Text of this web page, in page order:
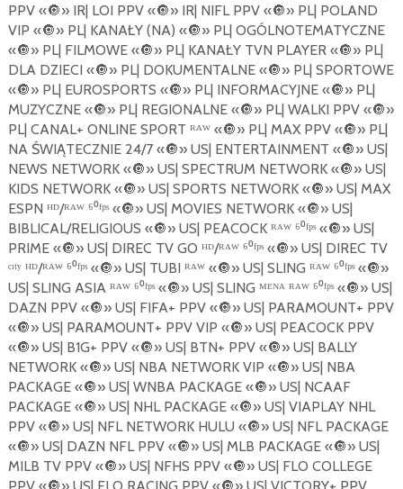
PPV «🔘» IR| LOI PPV «🔘» IR| NIFL PPV «🔘» PL| POLAND
VIP «🔘» PL| KANAŁY (NA) «🔘» PL| OGÓLNOTEMATYCZNE
«🔘» PL| FILMOWE «🔘» PL| KANAŁY TVN PLAYER «🔘» PL|
DLA DZIECI «🔘» PL| DOKUMENTALNE «🔘» PL| SPORTOWE
«🔘» PL| EUROSPORTS «🔘» PL| INFORMACYJNE «🔘» PL|
MUZYCZNE «🔘» PL| REGIONALNE «🔘» PL| WALKI PPV «🔘»
PL| CANAL+ ONLINE SPORT ᴿᴬᵂ «🔘» PL| MAX PPV «🔘» PL|
NA ŚWIĄTECZNIE 24/7 «🔘» US| ENTERTAINMENT «🔘» US|
NEWS NETWORK «🔘» US| SPECTRUM NETWORK «🔘» US|
KIDS NETWORK «🔘» US| SPORTS NETWORK «🔘» US| MAX
ESPN ᴴᴰ/ᴿᴬᵂ ⁶⁰ᶠᵖˢ «🔘» US| MOVIES NETWORK «🔘» US|
BIBLICAL/RELIGIOUS «🔘» US| PEACOCK ᴿᴬᵂ ⁶⁰ᶠᵖˢ «🔘» US|
PRIME «🔘» US| DIREC TV GO ᴴᴰ/ᴿᴬᵂ ⁶⁰ᶠᵖˢ «🔘» US| DIREC TV
ᶜᶦᵗʸ ᴴᴰ/ᴿᴬᵂ ⁶⁰ᶠᵖˢ «🔘» US| TUBI ᴿᴬᵂ «🔘» US| SLING ᴿᴬᵂ ⁶⁰ᶠᵖˢ «🔘»
US| SLING ASIA ᴿᴬᵂ ⁶⁰ᶠᵖˢ «🔘» US| SLING ᴹᴱᴺᴬ ᴿᴬᵂ ⁶⁰ᶠᵖˢ «🔘» US|
DAZN PPV «🔘» US| FIFA+ PPV «🔘» US| PARAMOUNT+ PPV
«🔘» US| PARAMOUNT+ PPV VIP «🔘» US| PEACOCK PPV
«🔘» US| B1G+ PPV «🔘» US| BTN+ PPV «🔘» US| BALLY
NETWORK «🔘» US| NBA NETWORK VIP «🔘» US| NBA
PACKAGE «🔘» US| WNBA PACKAGE «🔘» US| NCAAF
PACKAGE «🔘» US| NHL PACKAGE «🔘» US| VIAPLAY NHL
PPV «🔘» US| NFL NETWORK HULU «🔘» US| NFL PACKAGE
«🔘» US| DAZN NFL PPV «🔘» US| MLB PACKAGE «🔘» US|
MILB TV PPV «🔘» US| NFHS PPV «🔘» US| FLO COLLEGE